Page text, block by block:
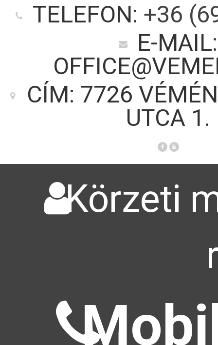
TELEFON: +36
E-MAIL:
CÍM: 7726
UTCA 1.
Körzeti